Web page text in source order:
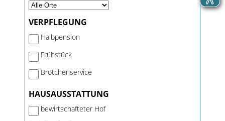
VERPFLEGUNG
Halbpension
Frühstück
Brötchenservice
HAUSAUSSTATTUNG
bewirtschafteter Hof